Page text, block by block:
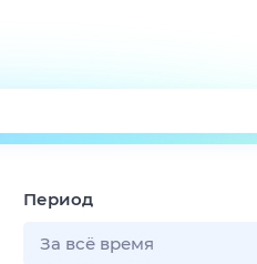
Поиск
ТВ-программа
Период
За всё время